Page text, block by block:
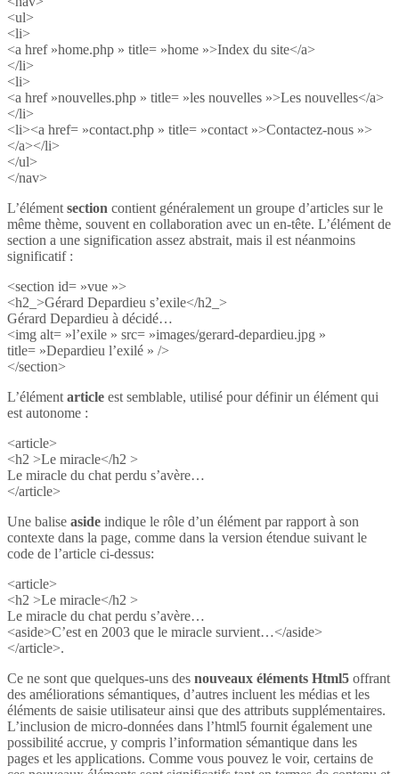
<ul>
<li>
<a href »home.php » title= »home »>Index du site</a>
</li>
<li>
<a href »nouvelles.php » title= »les nouvelles »>Les nouvelles</a>
</li>
<li><a href= »contact.php » title= »contact »>Contactez-nous »>
</a></li>
</ul>
</nav>
L’élément section contient généralement un groupe d’articles sur le
même thème, souvent en collaboration avec un en-tête. L’élément de
section a une signification assez abstrait, mais il est néanmoins
significatif :
<section id= »vue »>
<h2_>Gérard Depardieu s’exile</h2_>
Gérard Depardieu à décidé…
<img alt= »l’exile » src= »images/gerard-depardieu.jpg »
title= »Depardieu l’exilé » />
</section>
L’élément article est semblable, utilisé pour définir un élément qui
est autonome :
<article>
<h2 >Le miracle</h2 >
Le miracle du chat perdu s’avère…
</article>
Une balise aside indique le rôle d’un élément par rapport à son
contexte dans la page, comme dans la version étendue suivant le
code de l’article ci-dessus:
<article>
<h2 >Le miracle</h2 >
Le miracle du chat perdu s’avère…
<aside>C’est en 2003 que le miracle survient…</aside>
</article>.
Ce ne sont que quelques-uns des nouveaux éléments Html5 offrant
des améliorations sémantiques, d’autres incluent les médias et les
éléments de saisie utilisateur ainsi que des attributs supplémentaires.
L’inclusion de micro-données dans l’html5 fournit également une
possibilité accrue, y compris l’information sémantique dans les
pages et les applications. Comme vous pouvez le voir, certains de